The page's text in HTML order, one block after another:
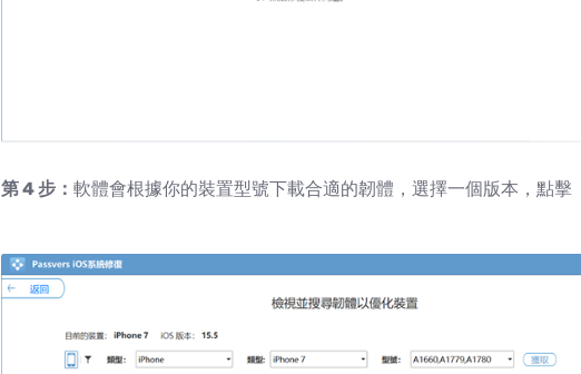
第 4 步： 軟體會根據你的裝置型號下載合適的韌體，選擇一個版本，點擊